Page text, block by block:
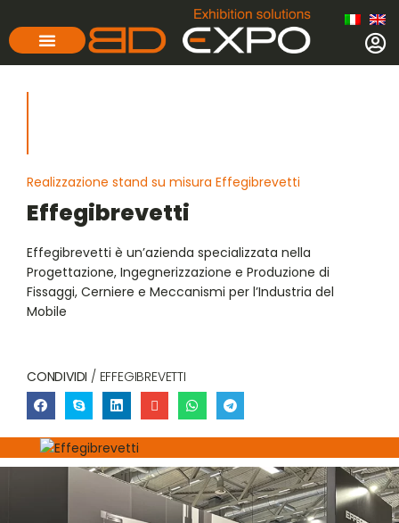
Realizzazione stand su misura Effegibrevetti
Effegibrevetti
Effegibrevetti è un’azienda specializzata nella
Progettazione, Ingegnerizzazione e Produzione di
Fissaggi, Cerniere e Meccanismi per l’Industria del
Mobile
CONDIVIDI / EFFEGIBREVETTI